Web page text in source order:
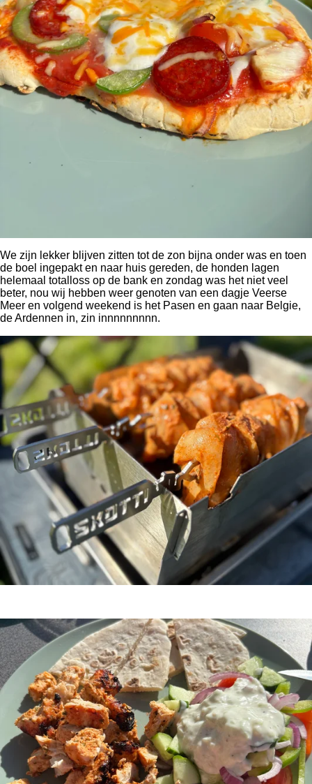
We zijn lekker blijven zitten tot de zon bijna onder was en toen
de boel ingepakt en naar huis gereden, de honden lagen
helemaal totalloss op de bank en zondag was het niet veel
beter, nou wij hebben weer genoten van een dagje Veerse
Meer en volgend weekend is het Pasen en gaan naar Belgie,
de Ardennen in, zin innnnnnnnn.